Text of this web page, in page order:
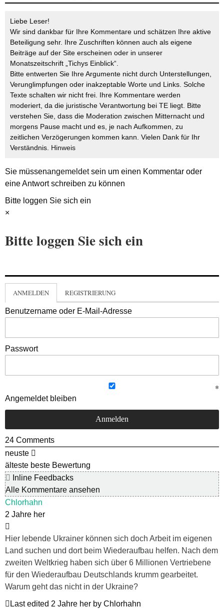
Liebe Leser!
Wir sind dankbar für Ihre Kommentare und schätzen Ihre aktive
Beteiligung sehr. Ihre Zuschriften können auch als eigene
Beiträge auf der Site erscheinen oder in unserer
Monatszeitschrift „Tichys Einblick“.
Bitte entwerten Sie Ihre Argumente nicht durch Unterstellungen,
Verunglimpfungen oder inakzeptable Worte und Links. Solche
Texte schalten wir nicht frei. Ihre Kommentare werden
moderiert, da die juristische Verantwortung bei TE liegt. Bitte
verstehen Sie, dass die Moderation zwischen Mitternacht und
morgens Pause macht und es, je nach Aufkommen, zu
zeitlichen Verzögerungen kommen kann. Vielen Dank für Ihr
Verständnis. Hinweis
Sie müssenangemeldetsein um einen Kommentar oder
eine Antwort schreiben zu können
Bitte loggen Sie sich ein
×
Bitte loggen Sie sich ein
ANMELDEN REGISTRIERUNG
Benutzername oder E-Mail-Adresse
Passwort
Angemeldet bleiben
24 Comments
neuste
älteste beste Bewertung
Inline Feedbacks
Alle Kommentare ansehen
Chlorhahn
2 Jahre her
Hier lebende Ukrainer können sich doch Arbeit im eigenen
Land suchen und dort beim Wiederaufbau helfen. Nach dem
zweiten Weltkrieg haben sich über 6 Millionen Vertriebene
für den Wiederaufbau Deutschlands krumm gearbeitet.
Warum geht das nicht in der Ukraine?
Last edited 2 Jahre her by Chlorhahn